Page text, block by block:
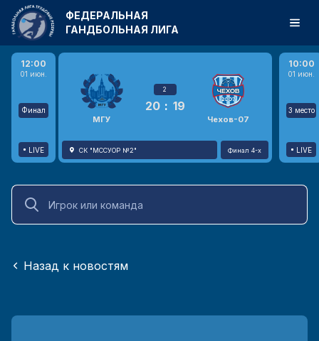
12:00
01 июн.
Финал
LIVE
МГУ
2
20 : 19
Чехов-07
СК "МССУОР №2" Финал 4-х
10:00
01 июн.
3 место
LIVE
ФЕДЕРАЛЬНАЯ
ГАНДБОЛЬНАЯ ЛИГА
Назад к новостям